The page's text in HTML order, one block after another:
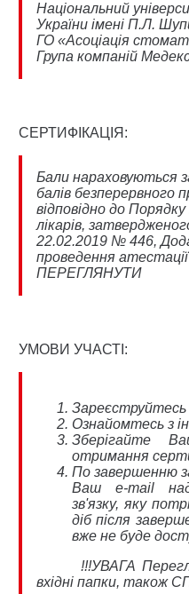
Національний
України імені П.Л.
ГО «Асоціація
Група компаній
СЕРТИФІКАЦІЯ:
Бали нараховуються
балів безперервного
відповідно до
лікарів,
22.02.2019 № 446,
проведення атестації
ПЕРЕГЛЯНУТИ
УМОВИ УЧАСТІ:
Ознайомтесь з
Зберігайте
отримання
По завершенню
Ваш e-mail
зв'язку, яку
діб після
вже не буде
!!!УВАГА
вхідні папки, також